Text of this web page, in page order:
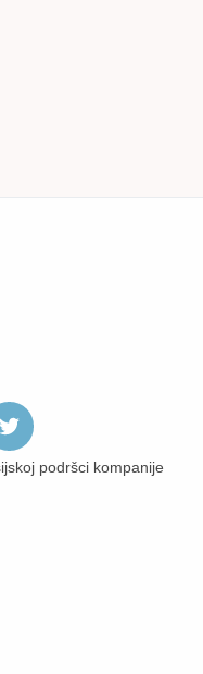
podršci kompanije